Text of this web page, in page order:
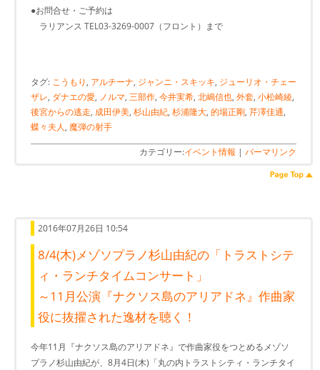
●お問合せ・ご予約は
ラリアンス TEL03-3269-0007（フロント）まで
タグ: こうもり, アルチーナ, ジャンニ・スキッキ, ジューリオ・チェー
ザレ, ダナエの愛, ノルマ, 三部作, 今井実希, 北嶋信也, 外套, 小松崎綾,
後宮からの逃走, 成田伊美, 杉山由紀, 杉浦隆大, 的場正剛, 芹澤佳通,
蝶々夫人, 魔弾の射手
カテゴリー:イベント情報 | パーマリンク
2016年07月26日 10:54
8/4(木)メゾソプラノ杉山由紀の「トラストシテ
ィ・ランチタイムコンサート」
～11月公演『ナクソス島のアリアドネ』作曲家
役に抜擢された逸材を聴く！
今年11月『ナクソス島のアリアドネ』で作曲家役をつとめるメゾソ
プラノ杉山由紀が、8月4日(木)「丸の内トラストシティ・ランチタイ